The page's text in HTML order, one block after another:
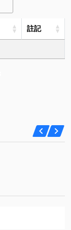
註記